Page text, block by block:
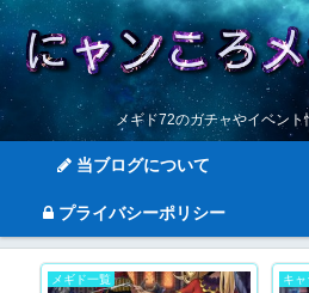
メギド72のガチャやイベン
当ブログについて
プライバシーポリシー
メギド一覧 キ